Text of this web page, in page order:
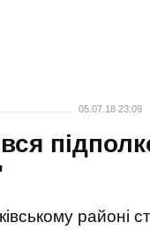
05.07.18 23:09
районі